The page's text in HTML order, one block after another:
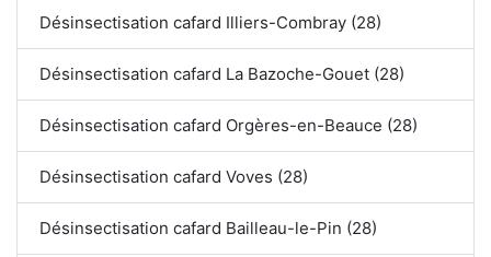
Désinsectisation cafard Illiers-Combray (28)
Désinsectisation cafard La Bazoche-Gouet (28)
Désinsectisation cafard Orgères-en-Beauce (28)
Désinsectisation cafard Voves (28)
Désinsectisation cafard Bailleau-le-Pin (28)